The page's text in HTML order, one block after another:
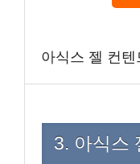
아식스 젤 컨
3. 아식스